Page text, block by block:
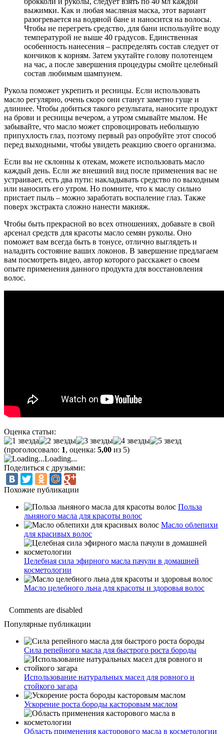
выжимки. Как и любая масляная маска, этот вариант
разогревается на водяной бане и наносится на волосы.
Чтобы не перегреть средство, для бани используйте воду
температурой не выше 40 градусов. Единственная
особенность нанесения – распределять состав следует от
кончиков к корням. Затем укутайте голову полотенцем
на час, а после завершения процедуры смойте целебный
состав любимым шампунем.
Рукола поможет укрепить и ресницы. Если использовать
масло регулярно, очень скоро они станут заметно гуще и
длиннее. Чтобы добиться такого результата, наносите продукт
на брови и ресницы вечером, а утром смывайте мылом. Не
забывайте, что масло может спровоцировать небольшую
припухлость глаз, поэтому первый раз опробуйте этот способ
перед выходными, чтобы увидеть реакцию своего организма.
Если вы не склонны к отекам, можете использовать масло
каждый день. Если же внешний вид после применения вас не
устраивает, есть два пути: накладывать средство по выходным
или наносить его утром. Но помните, что к маслу сильно
пристает пыль – можно заработать воспаление глаз. Также
поверх экстракта сложно нанести макияж.
Чтобы быть прекрасной во всех отношениях, добавьте в свой
арсенал средств для красоты масло семян руколы. Оно
поможет вам всегда быть в тонусе, отлично выглядеть и
наладить состояние ваших локонов. В завершение предлагаем
вам посмотреть видео, автор которого расскажет о своем
опыте применения данного продукта для восстановления
волос.
Оценка статьи:
(проголосовало: 1, оценка: 5,00 из 5)
Loading...
Поделиться с друзьями:
Похожие публикации
Польза
льняного масла для красоты волос
Масло облепихи
для красивых волос
Целебная сила эфирного масла пачули в домашней
косметологии
Масло целебного льна для красоты и здоровья волос
Comments are disabled
Популярные публикации
Сила репейного масла для быстрого роста бороды
Использование натуральных масел для ровного и
стойкого загара
Ускорение роста бороды касторовым маслом
Область применения касторового масла в косметологии